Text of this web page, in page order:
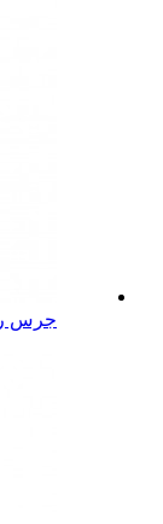
جرس